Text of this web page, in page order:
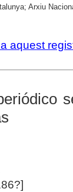
Arxiu
aquest